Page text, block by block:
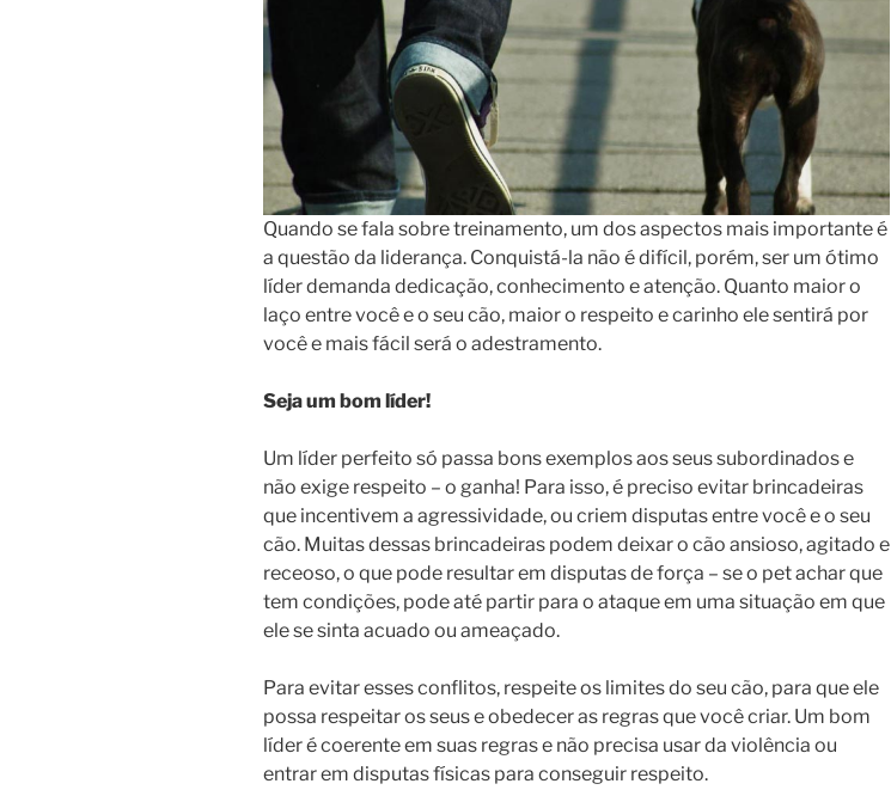
Quando se fala sobre treinamento, um dos aspectos mais importante é
a questão da liderança. Conquistá-la não é difícil, porém, ser um ótimo
líder demanda dedicação, conhecimento e atenção. Quanto maior o
laço entre você e o seu cão, maior o respeito e carinho ele sentirá por
você e mais fácil será o adestramento.
Seja um bom líder!
Um líder perfeito só passa bons exemplos aos seus subordinados e
não exige respeito – o ganha! Para isso, é preciso evitar brincadeiras
que incentivem a agressividade, ou criem disputas entre você e o seu
cão. Muitas dessas brincadeiras podem deixar o cão ansioso, agitado e
receoso, o que pode resultar em disputas de força – se o pet achar que
tem condições, pode até partir para o ataque em uma situação em que
ele se sinta acuado ou ameaçado.
Para evitar esses conflitos, respeite os limites do seu cão, para que ele
possa respeitar os seus e obedecer as regras que você criar. Um bom
líder é coerente em suas regras e não precisa usar da violência ou
entrar em disputas físicas para conseguir respeito.